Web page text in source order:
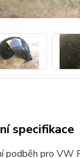
specifikace
podběh pro